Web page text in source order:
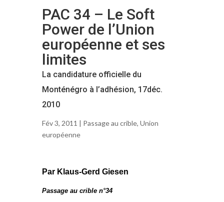
PAC 34 – Le Soft
Power de l’Union
européenne et ses
limites
La candidature officielle du
Monténégro à l’adhésion, 17déc.
2010
Fév 3, 2011 | Passage au crible, Union
européenne
Par Klaus-Gerd Giesen
Passage au crible n°34